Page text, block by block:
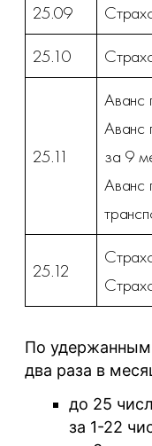
25.09
25.10
25.11
Аванс
Аванс
за 9
Аванс
25.12
По
два раза в
до 25
за 1-22